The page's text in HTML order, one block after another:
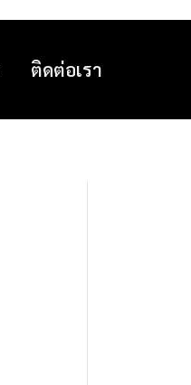
ติดต่อเรา